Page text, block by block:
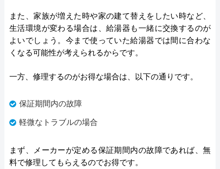
また、家族が増えた時や家の建て替えをしたい時など、
生活環境が変わる場合は、給湯器も一緒に交換するのが
よいでしょう。今まで使っていた給湯器では間に合わな
くなる可能性が考えられるからです。
一方、修理するのがお得な場合は、以下の通りです。
保証期間内の故障
軽微なトラブルの場合
まず、メーカーが定める保証期間内の故障であれば、無
料で修理してもらえるのでお得です。